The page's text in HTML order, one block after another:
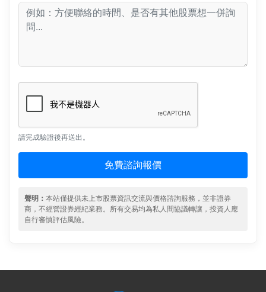
請完成驗證後再送出。
免費諮詢報價
聲明： 本站僅提供未上市股票資訊交流與價格諮詢服務，並非證券
商，不經營證券經紀業務。所有交易均為私人間協議轉讓，投資人應
自行審慎評估風險。